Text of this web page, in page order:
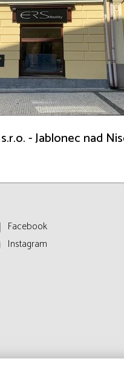
- Jablonec nad
Facebook
Instagram